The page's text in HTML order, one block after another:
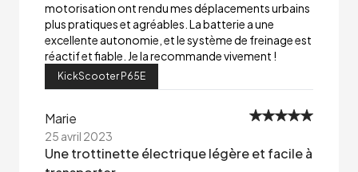
motorisation ont rendu mes déplacements urbains
plus pratiques et agréables. La batterie a une
excellente autonomie, et le système de freinage est
réactif et fiable. Je la recommande vivement !
KickScooter P65E
Marie
25 avril 2023
Une trottinette électrique légère et facile à